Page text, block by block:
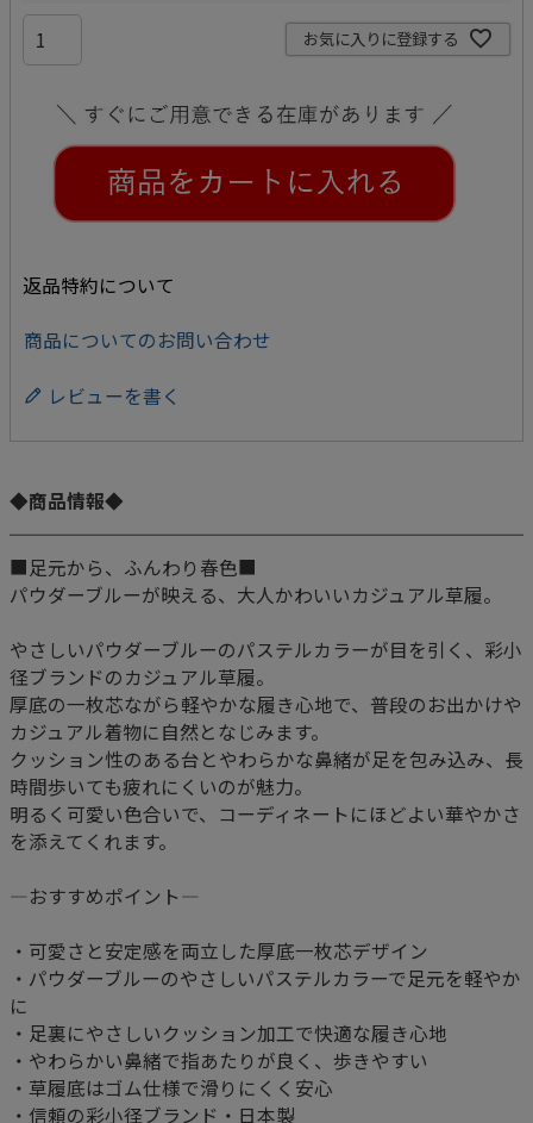
お気に入りに登録する
返品特約について
商品についてのお問い合わせ
レビューを書く
◆商品情報◆
■足元から、ふんわり春色■
パウダーブルーが映える、大人かわいいカジュアル草履。
やさしいパウダーブルーのパステルカラーが目を引く、彩小
径ブランドのカジュアル草履。
厚底の一枚芯ながら軽やかな履き心地で、普段のお出かけや
カジュアル着物に自然となじみます。
クッション性のある台とやわらかな鼻緒が足を包み込み、長
時間歩いても疲れにくいのが魅力。
明るく可愛い色合いで、コーディネートにほどよい華やかさ
を添えてくれます。
―おすすめポイント―
・可愛さと安定感を両立した厚底一枚芯デザイン
・パウダーブルーのやさしいパステルカラーで足元を軽やか
に
・足裏にやさしいクッション加工で快適な履き心地
・やわらかい鼻緒で指あたりが良く、歩きやすい
・草履底はゴム仕様で滑りにくく安心
・信頼の彩小径ブランド・日本製